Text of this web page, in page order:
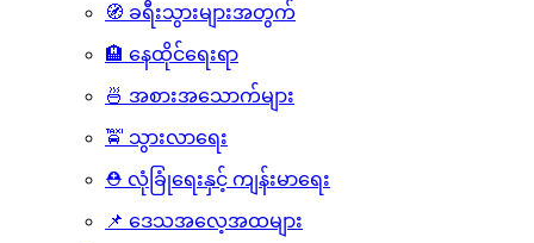
🧭 ခရီးသွားများအတွက်
🏨 နေထိုင်ရေးရာ
🍜 အစားအသောက်များ
🚖 သွားလာရေး
⛑️ လုံခြုံရေးနှင့် ကျန်းမာရေး
📌 ဒေသအလေ့အထများ